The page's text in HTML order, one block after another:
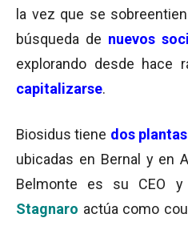
la vez que se
búsqueda de nuevos
explorando desde hace
capitalizarse.
Biosidus tiene dos plantas
ubicadas en Bernal y en
Belmonte es su CEO
Stagnaro actúa como